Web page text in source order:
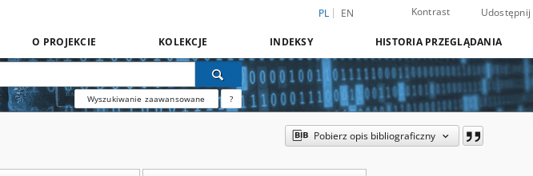
PL EN Kontrast Udostępnij
O PROJEKCIE KOLEKCJE INDEKSY HISTORIA PRZEGLĄDANIA
Wyszukiwanie zaawansowane ?
Pobierz opis bibliograficzny